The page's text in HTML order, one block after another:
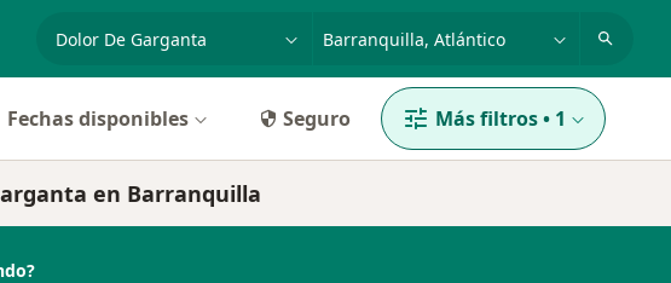
Fechas disponibles Seguro Más filtros• 1
en Barranquilla